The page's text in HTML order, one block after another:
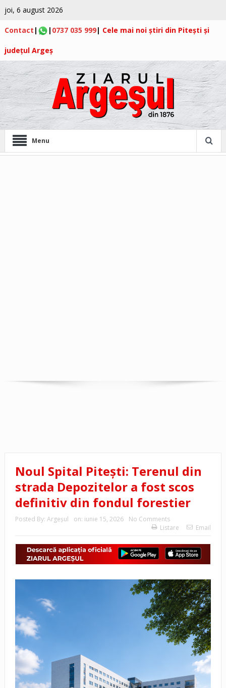
joi, 6 august 2026
Contact | | 0737 035 999| Cele mai noi știri din Pitești și
județul Argeș
Menu
Noul Spital Pitești: Terenul din
strada Depozitelor a fost scos
definitiv din fondul forestier
Posted By: Argeşul on: iunie 15, 2026
No Comments
Listare
Email